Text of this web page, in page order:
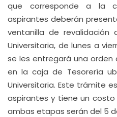
que corresponde a la
aspirantes deberán
ventanilla de revalidación
Universitaria, de lunes a
se les entregará una
en la caja de Tesorería
Universitaria. Este trámite
aspirantes y tiene un
ambas etapas serán del 5